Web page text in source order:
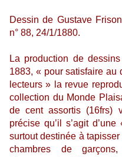
Dessin de Gustave
n° 88, 24/1/1880.
La production de
1883, « pour satisfaire au
lecteurs » la revue
collection du Monde
de cent assortis (16frs)
précise qu’il s’agit
surtout destinée à
chambres de